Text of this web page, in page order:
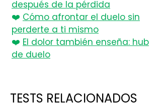
después de la pérdida
❤️ Cómo afrontar el duelo sin
perderte a ti mismo
❤️ El dolor también enseña: hub
de duelo
TESTS RELACIONADOS